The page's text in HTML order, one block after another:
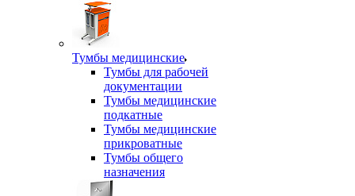
Тумбы медицинские
Тумбы для рабочей
документации
Тумбы медицинские
подкатные
Тумбы медицинские
прикроватные
Тумбы общего
назначения